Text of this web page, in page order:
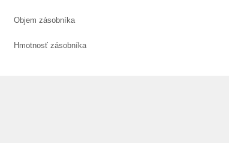
Objem zásobníka
Hmotnosť zásobníka